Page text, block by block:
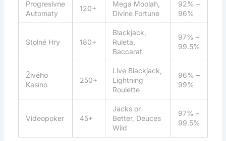
Progresívne
Automaty
120+
Mega Moolah,
Divine Fortune
92% –
96%
Stolné Hry 180+
Blackjack,
Ruleta,
Baccarat
97% –
99.5%
Živého
Kasíno
250+
Live Blackjack,
Lightning
Roulette
96% –
99%
Videopoker 45+
Jacks or
Better, Deuces
Wild
97% –
99.5%